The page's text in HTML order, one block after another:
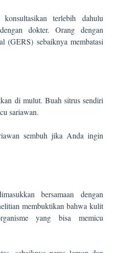
terlebih dahulu
dokter. Orang dengan
(GERS) sebaiknya membatasi
di mulut. Buah sitrus sendiri
sariawan.
sembuh jika Anda ingin
bersamaan dengan
membuktikan bahwa kulit
yang bisa memicu